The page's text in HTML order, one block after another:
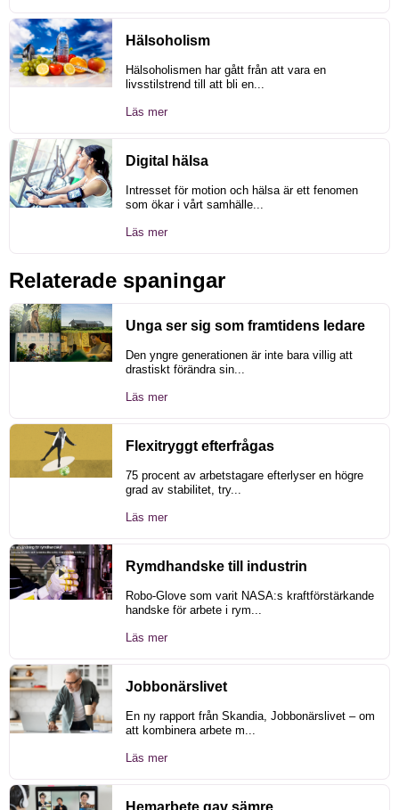
Hälsoholism
Hälsoholismen har gått från att vara en
livsstilstrend till att bli en...
Läs mer
Digital hälsa
Intresset för motion och hälsa är ett fenomen
som ökar i vårt samhälle...
Läs mer
Relaterade spaningar
Unga ser sig som framtidens ledare
Den yngre generationen är inte bara villig att
drastiskt förändra sin...
Läs mer
Flexitryggt efterfrågas
75 procent av arbetstagare efterlyser en högre
grad av stabilitet, try...
Läs mer
Rymdhandske till industrin
Robo-Glove som varit NASA:s kraftförstärkande
handske för arbete i rym...
Läs mer
Jobbonärslivet
En ny rapport från Skandia, Jobbonärslivet – om
att kombinera arbete m...
Läs mer